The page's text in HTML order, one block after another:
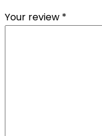
Your review *